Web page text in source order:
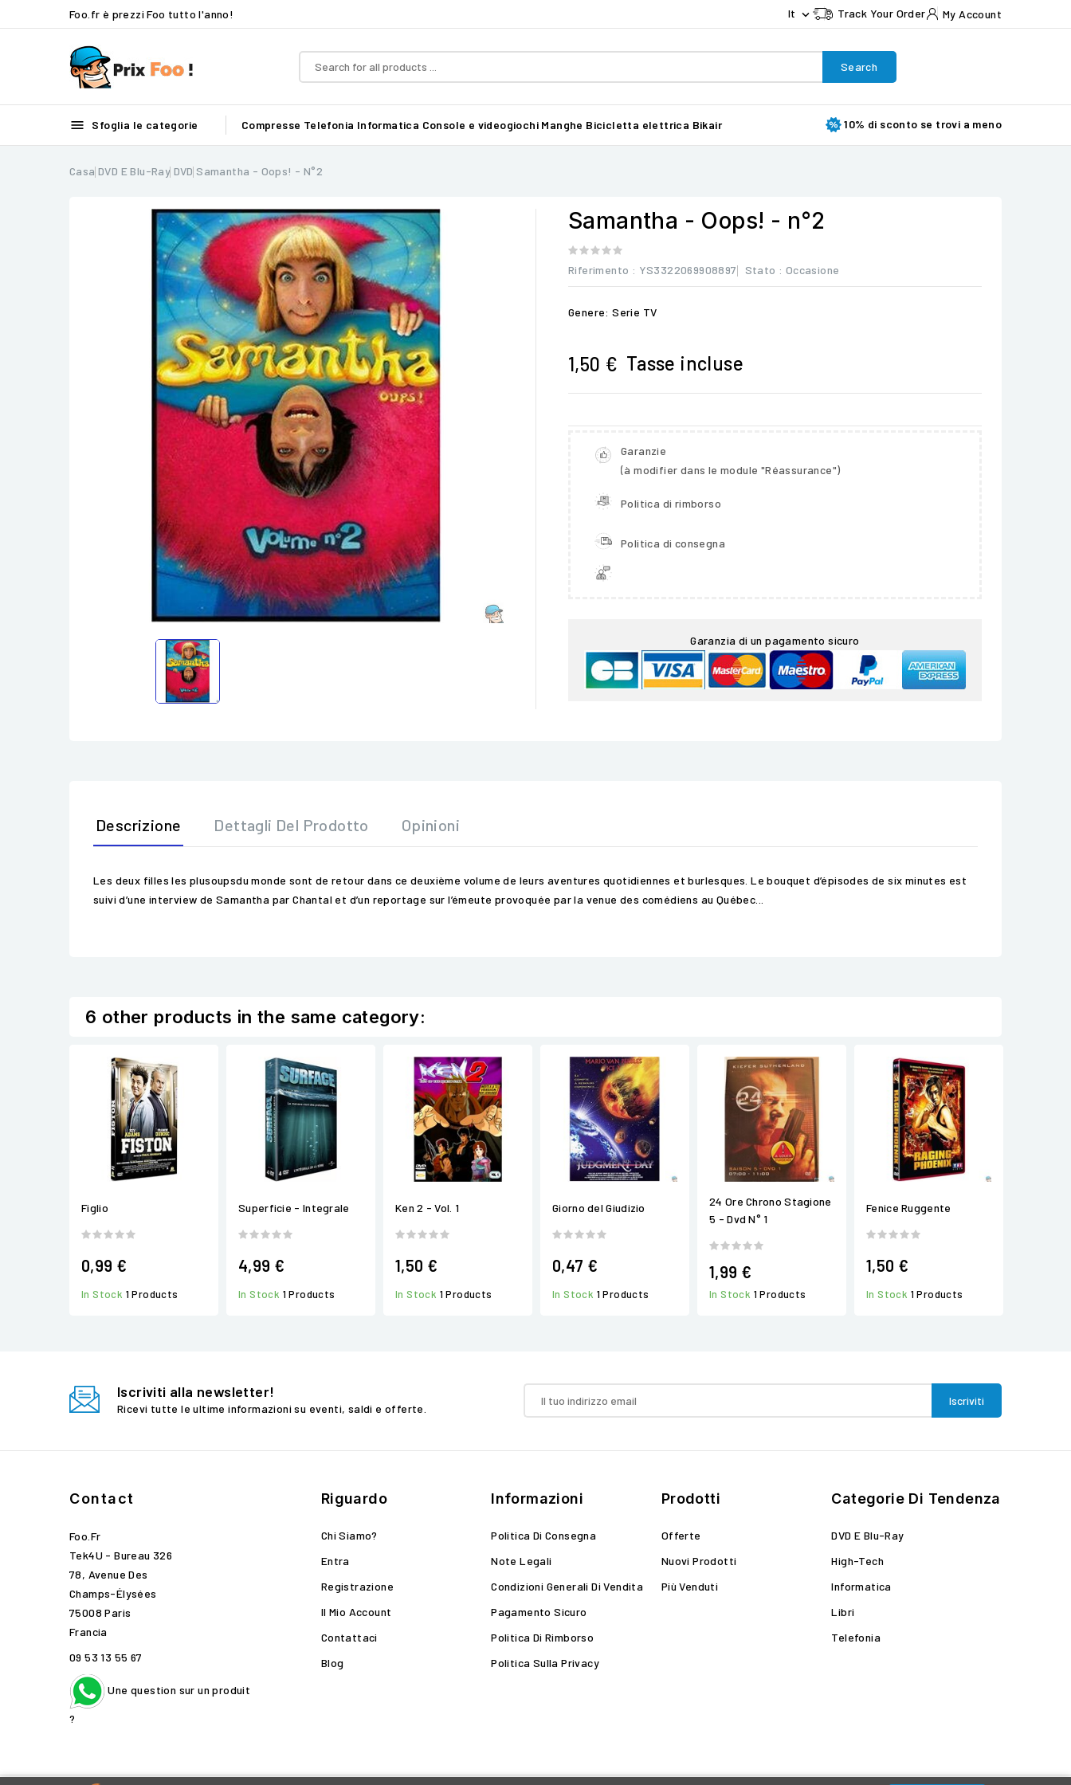
Foo.fr è prezzi Foo tutto l'anno! It  Track Your Order My Account
Search
 Sfoglia le categorie Compresse Telefonia Informatica Console e videogiochi Manghe Bicicletta elettrica Bikair 10% di sconto se trovi a meno
Casa DVD E Blu-Ray DVD Samantha - Oops! - N°2

Samantha - Oops! - n°2
Riferimento : YS3322069908897 Stato : Occasione
Genere: Serie TV
1,50 € Tasse incluse
Garanzie
(à modifier dans le module "Réassurance")
Politica di rimborso
Politica di consegna
Garanzia di un pagamento sicuro
Descrizione Dettagli Del Prodotto Opinioni
Les deux filles les plusoupsdu monde sont de retour dans ce deuxième volume de leurs aventures quotidiennes et burlesques. Le bouquet d’épisodes de six minutes est
suivi d’une interview de Samantha par Chantal et d’un reportage sur l’émeute provoquée par la venue des comédiens au Québec...
6 other products in the same category:
Figlio
0,99 €
In Stock 1 Products
Superficie - Integrale
4,99 €
In Stock 1 Products
Ken 2 - Vol. 1
1,50 €
In Stock 1 Products
Giorno del Giudizio
0,47 €
In Stock 1 Products
24 Ore Chrono Stagione
5 - Dvd N° 1
1,99 €
In Stock 1 Products
Fenice Ruggente
1,50 €
In Stock 1 Products
Iscriviti alla newsletter!
Ricevi tutte le ultime informazioni su eventi, saldi e offerte.
Contact
Foo.fr
Tek4U - Bureau 326
78, Avenue Des
Champs-Élysées
75008 Paris
Francia
09 53 13 55 67
Une question sur un produit
?
Riguardo
Chi Siamo?
Entra
Registrazione
Il Mio Account
Contattaci
Blog
Informazioni
Politica Di Consegna
Note Legali
Condizioni Generali Di Vendita
Pagamento Sicuro
Politica Di Rimborso
Politica Sulla Privacy
Prodotti
Offerte
Nuovi Prodotti
Più Venduti
Categorie Di Tendenza
DVD E Blu-Ray
High-Tech
Informatica
Libri
Telefonia